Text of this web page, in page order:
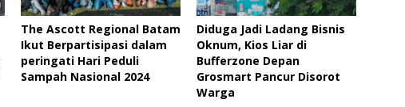
The Ascott Regional Batam
Ikut Berpartisipasi dalam
peringati Hari Peduli
Sampah Nasional 2024
Diduga Jadi Ladang Bisnis
Oknum, Kios Liar di
Bufferzone Depan
Grosmart Pancur Disorot
Warga